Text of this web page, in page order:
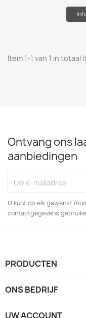
Item 1-1 van 1 in totaal
Ontvang ons
aanbiedingen
U kunt op elk gewenst
contactgegevens
PRODUCTEN
ONS BEDRIJF
UW ACCOUNT